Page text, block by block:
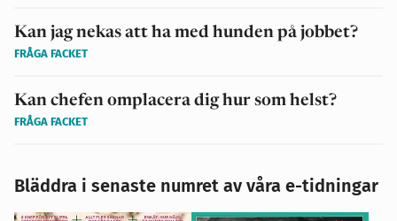
Kan jag nekas att ha med hunden på jobbet?
FRÅGA FACKET
Kan chefen omplacera dig hur som helst?
FRÅGA FACKET
Bläddra i senaste numret av våra e-tidningar